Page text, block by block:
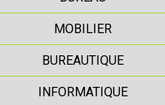
MOBILIER
BUREAUTIQUE
INFORMATIQUE